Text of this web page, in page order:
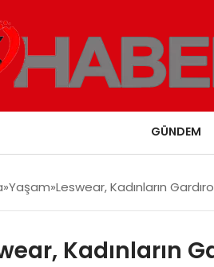
GÜNDEM
Yaşam Leswear, Kadınların
Kadınların